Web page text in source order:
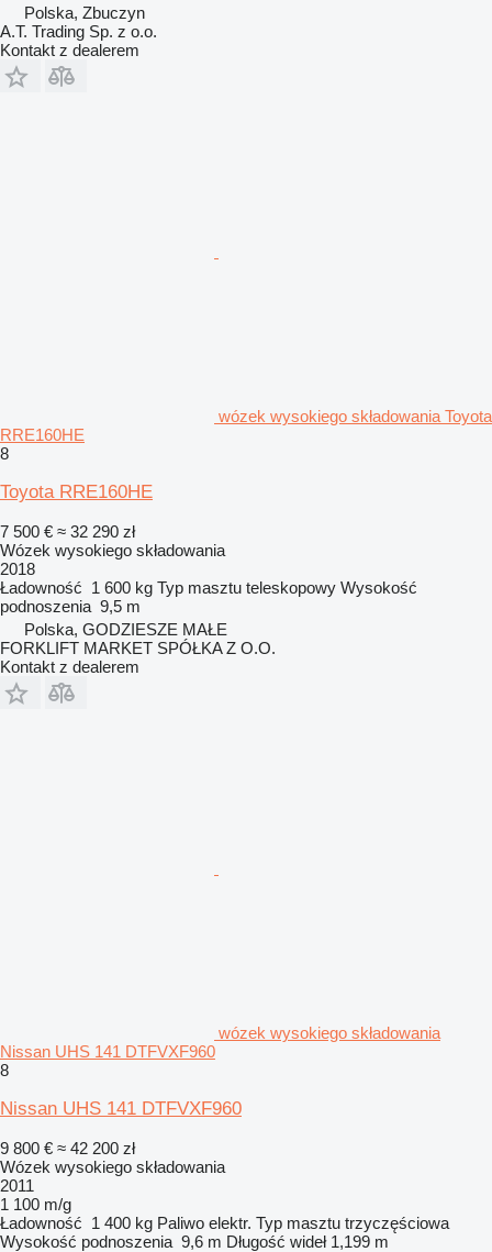
Polska, Zbuczyn
A.T. Trading Sp. z o.o.
Kontakt z dealerem
wózek wysokiego składowania Toyota
RRE160HE
8
Toyota RRE160HE
7 500 € ≈ 32 290 zł
Wózek wysokiego składowania
2018
Ładowność 1 600 kg Typ masztu teleskopowy Wysokość
podnoszenia 9,5 m
Polska, GODZIESZE MAŁE
FORKLIFT MARKET SPÓŁKA Z O.O.
Kontakt z dealerem
wózek wysokiego składowania
Nissan UHS 141 DTFVXF960
8
Nissan UHS 141 DTFVXF960
9 800 € ≈ 42 200 zł
Wózek wysokiego składowania
2011
1 100 m/g
Ładowność 1 400 kg Paliwo elektr. Typ masztu trzyczęściowa
Wysokość podnoszenia 9,6 m Długość wideł 1,199 m